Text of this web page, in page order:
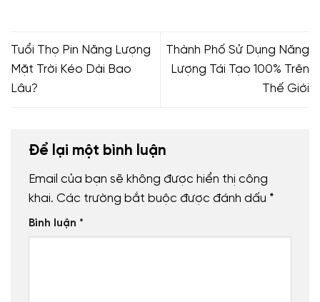
Tuổi Thọ Pin Năng Lượng
Mặt Trời Kéo Dài Bao
Lâu?
Thành Phố Sử Dụng Năng
Lượng Tái Tạo 100% Trên
Thế Giới
Để lại một bình luận
Email của bạn sẽ không được hiển thị công
khai. Các trường bắt buộc được đánh dấu *
Bình luận *